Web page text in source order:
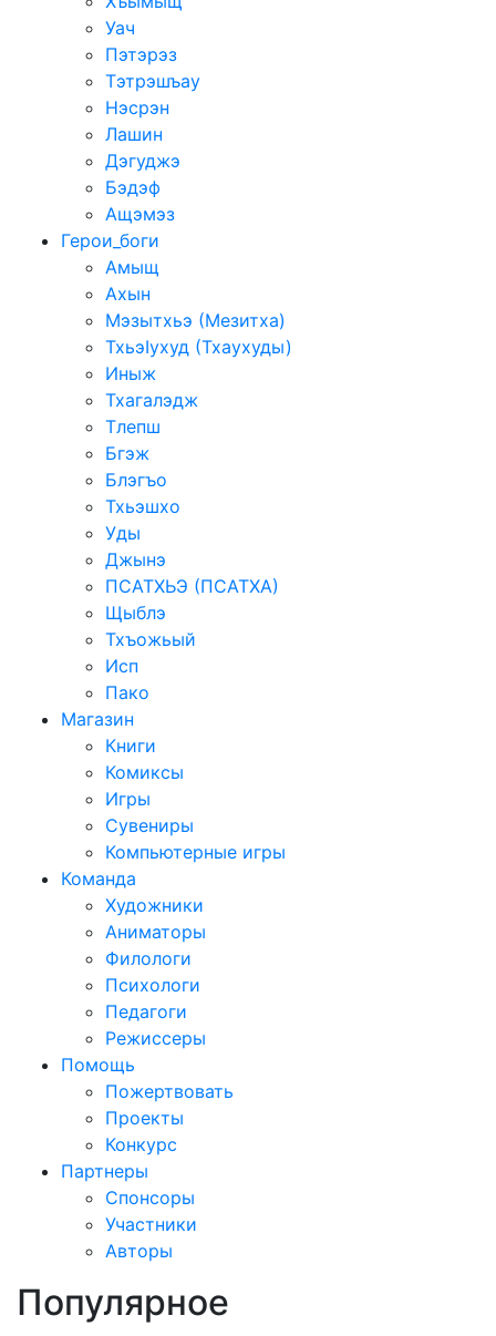
Уач
Пэтэрэз
Тэтрэшъау
Нэсрэн
Лашин
Дэгуджэ
Бэдэф
Ащэмэз
Герои_боги
Амыщ
Ахын
Мэзытхьэ (Мезитха)
ТхьэIухуд (Тхаухуды)
Иныж
Тхагалэдж
Тлепш
Бгэж
Блэгъо
Тхьэшхо
Уды
Джынэ
ПСАТХЬЭ (ПСАТХА)
Щыблэ
Тхъожьый
Исп
Пако
Магазин
Книги
Комиксы
Игры
Сувениры
Компьютерные игры
Команда
Художники
Аниматоры
Филологи
Психологи
Педагоги
Режиссеры
Помощь
Пожертвовать
Проекты
Конкурс
Партнеры
Спонсоры
Участники
Авторы
Популярное